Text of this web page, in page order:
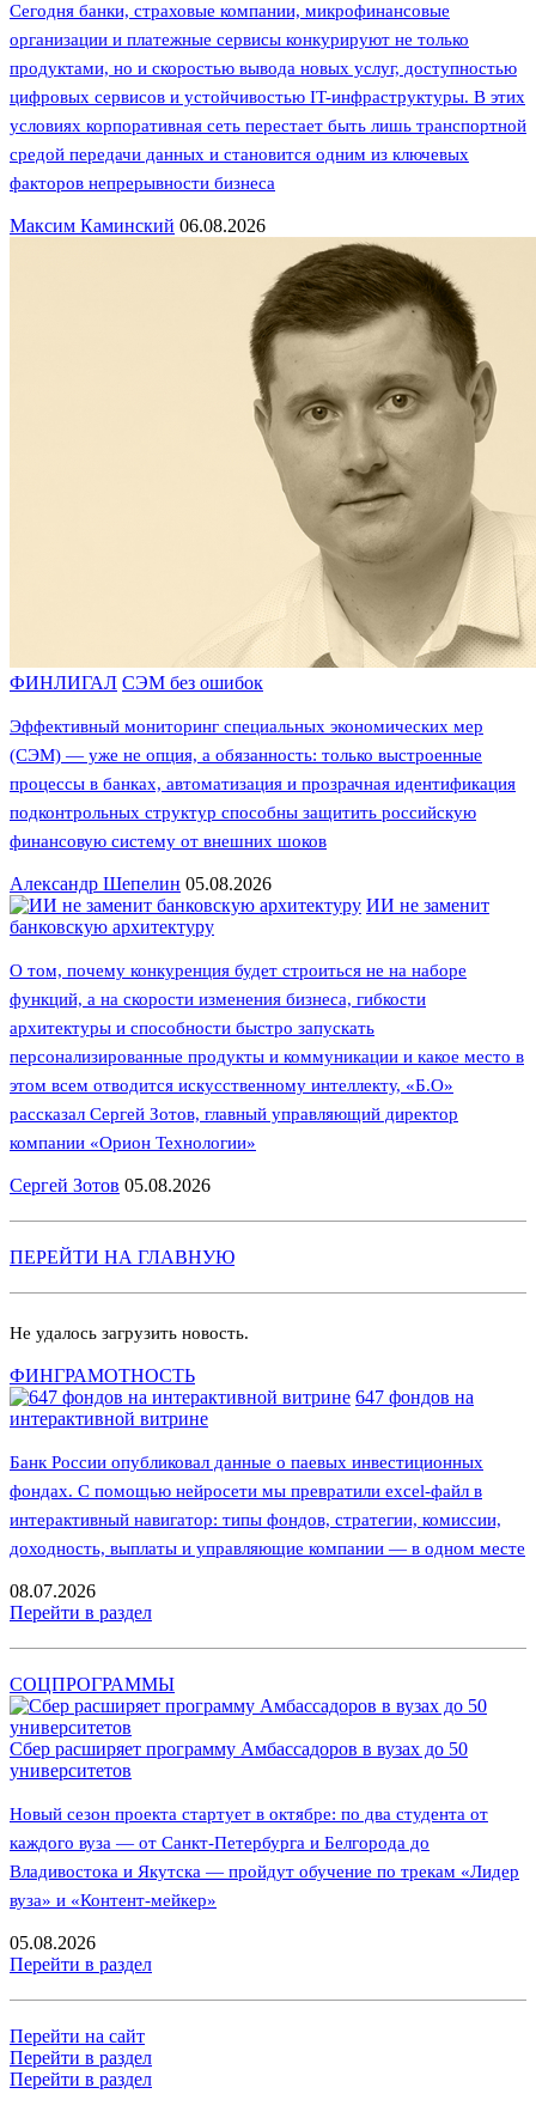
Сегодня банки, страховые компании, микрофинансовые
организации и платежные сервисы конкурируют не только
продуктами, но и скоростью вывода новых услуг, доступностью
цифровых сервисов и устойчивостью IT-инфраструктуры. В этих
условиях корпоративная сеть перестает быть лишь транспортной
средой передачи данных и становится одним из ключевых
факторов непрерывности бизнеса
Максим Каминский 06.08.2026
ФИНЛИГАЛ СЭМ без ошибок
Эффективный мониторинг специальных экономических мер
(СЭМ) — уже не опция, а обязанность: только выстроенные
процессы в банках, автоматизация и прозрачная идентификация
подконтрольных структур способны защитить российскую
финансовую систему от внешних шоков
Александр Шепелин 05.08.2026
ИИ не заменит
банковскую архитектуру
О том, почему конкуренция будет строиться не на наборе
функций, а на скорости изменения бизнеса, гибкости
архитектуры и способности быстро запускать
персонализированные продукты и коммуникации и какое место в
этом всем отводится искусственному интеллекту, «Б.О»
рассказал Сергей Зотов, главный управляющий директор
компании «Орион Технологии»
Сергей Зотов 05.08.2026
ПЕРЕЙТИ НА ГЛАВНУЮ
Не удалось загрузить новость.
ФИНГРАМОТНОСТЬ
647 фондов на
интерактивной витрине
Банк России опубликовал данные о паевых инвестиционных
фондах. С помощью нейросети мы превратили excel-файл в
интерактивный навигатор: типы фондов, стратегии, комиссии,
доходность, выплаты и управляющие компании — в одном месте
08.07.2026
Перейти в раздел
СОЦПРОГРАММЫ
Сбер расширяет программу Амбассадоров в вузах до 50
университетов
Новый сезон проекта стартует в октябре: по два студента от
каждого вуза — от Санкт-Петербурга и Белгорода до
Владивостока и Якутска — пройдут обучение по трекам «Лидер
вуза» и «Контент-мейкер»
05.08.2026
Перейти в раздел
Перейти на сайт
Перейти в раздел
Перейти в раздел